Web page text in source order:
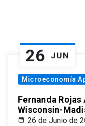
26 JUN
Microeconomía
Fernanda
Wisconsin-
26 de Junio de